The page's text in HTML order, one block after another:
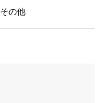
その他